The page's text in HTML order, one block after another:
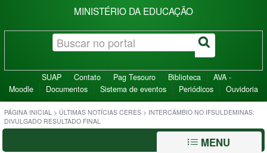
MINISTÉRIO DA EDUCAÇÃO
SUAP Contato Pag Tesouro Biblioteca
AVA -
Moodle
Documentos Sistema de eventos Periódicos Ouvidoria
PÁGINA INICIAL > ÚLTIMAS NOTÍCIAS CERES > INTERCÂMBIO NO IFSULDEMINAS:
DIVULGADO RESULTADO FINAL
MENU